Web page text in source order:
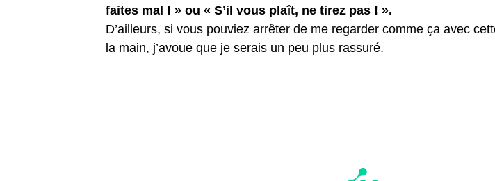
faites mal ! » ou « S’il vous plaît, ne tirez pas ! ».
D’ailleurs, si vous pouviez arrêter de me regarder comme ça avec
la main, j’avoue que je serais un peu plus rassuré.